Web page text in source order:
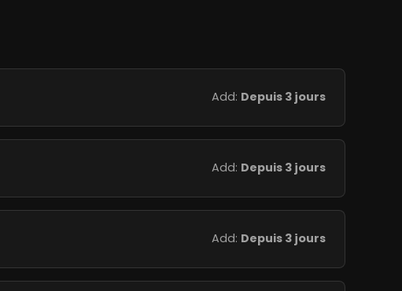
Add: Depuis 3 jours
Add: Depuis 3 jours
Add: Depuis 3 jours